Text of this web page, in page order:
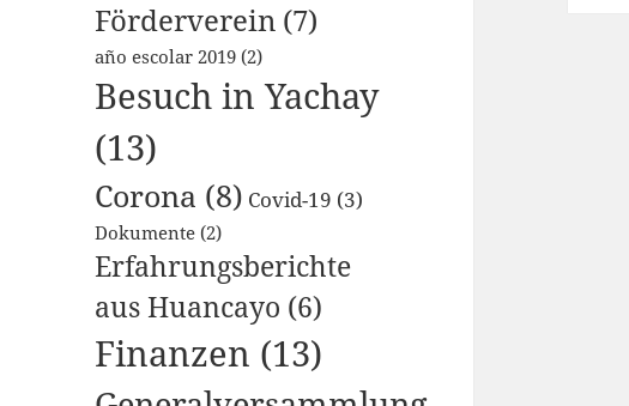
Förderverein (7)
año escolar 2019 (2)
Besuch in Yachay
(13)
Corona (8) Covid-19 (3)
Dokumente (2)
Erfahrungsberichte
aus Huancayo (6)
Finanzen (13)